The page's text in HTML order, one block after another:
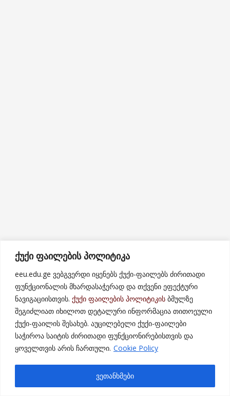
ქუქი ფაილების პოლიტიკა
eeu.edu.ge ვებგვერდი იყენებს ქუქი-ფაილებს ძირითადი
ფუნქციონალის მხარდასაჭერად და თქვენი ეფექტური
ნავიგაციისთვის. ქუქი ფაილების პოლიტიკის ბმულზე
შეგიძლიათ იხილოთ დეტალური ინფორმაცია თითოეული
ქუქი-ფაილის შესახებ. აუცილებელი ქუქი-ფაილები
საჭიროა საიტის ძირითადი ფუნქციონირებისთვის და
ყოველთვის არის ჩართული. Cookie Policy
ვეთანხმები